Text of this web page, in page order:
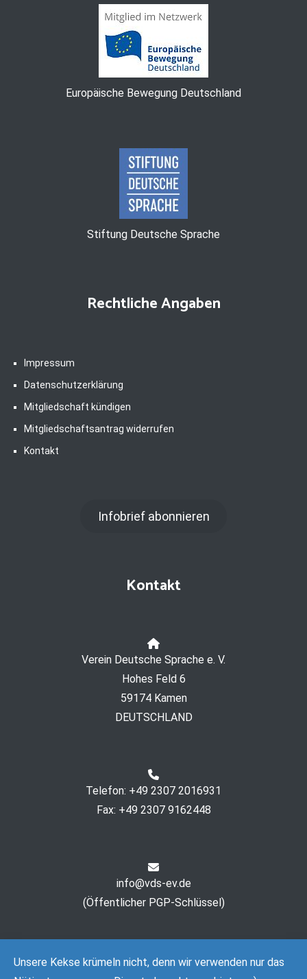
Europäische Bewegung Deutschland
Stiftung Deutsche Sprache
Rechtliche Angaben
Impressum
Datenschutzerklärung
Mitgliedschaft kündigen
Mitgliedschaftsantrag widerrufen
Kontakt
Infobrief abonnieren
Kontakt
Verein Deutsche Sprache e. V.
Hohes Feld 6
59174 Kamen
DEUTSCHLAND
Telefon: +49 2307 2016931
Fax: +49 2307 9162448
info@vds-ev.de
(Öffentlicher PGP-Schlüssel)
Unsere Kekse krümeln nicht, denn wir verwenden nur das